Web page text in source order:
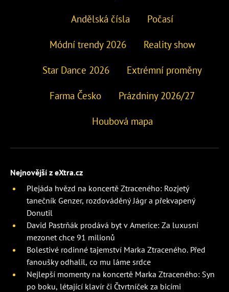
Andělská čísla Počasí
Módní trendy 2026 Reality show
Star Dance 2026 Extrémní proměny
Farma Česko Prázdniny 2026/27
Houbová mapa
Nejnovější z eXtra.cz
Plejáda hvězd na koncertě Ztraceného: Rozjetý
tanečník Genzer, rozdováděný Jágr a překvapený
Donutil
David Pastrňák prodává byt v Americe: Za luxusní
mezonet chce 91 milionů
Bolestivé rodinné tajemství Marka Ztraceného. Před
fanoušky odhalil, co mu láme srdce
Nejlepší momenty na koncertě Marka Ztraceného: Syn
po boku, létající klavír či Čtvrtníček za bicími